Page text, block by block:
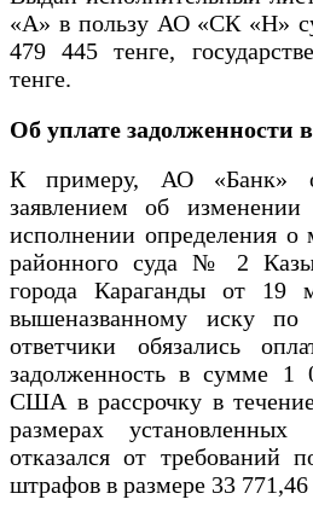
«A» в пользу АО «СК «Н»
479 445 тенге,
тенге.
Об уплате задолженности
К примеру, АО «Банк»
заявлением об
исполнении определения о
районного суда № 2
города Караганды от 19
вышеназванному иску по
ответчики обязались
задолженность в сумме 1
США в рассрочку в
размерах
отказался от требований
штрафов в размере 33 771,46